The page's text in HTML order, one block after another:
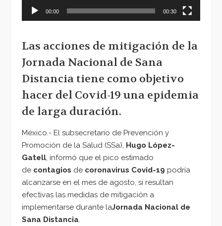
00:00 00:30
Las acciones de mitigación de la
Jornada Nacional de Sana
Distancia tiene como objetivo
hacer del Covid-19 una epidemia
de larga duración.
México.- El subsecretario de Prevención y
Promoción de la Salud (SSa), Hugo López-
Gatell, informó que el pico estimado
de contagios de coronavirus Covid-19 podría
alcanzarse en el mes de agosto, si resultan
efectivas las medidas de mitigación a
implementarse durante laJornada Nacional de
Sana Distancia.